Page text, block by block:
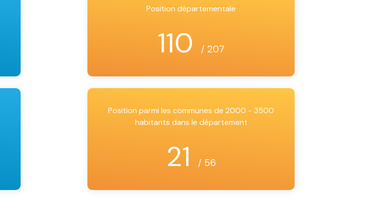
Position départementale
110 / 207
Position parmi les communes de 2000 - 3500
habitants dans le département
21 / 56